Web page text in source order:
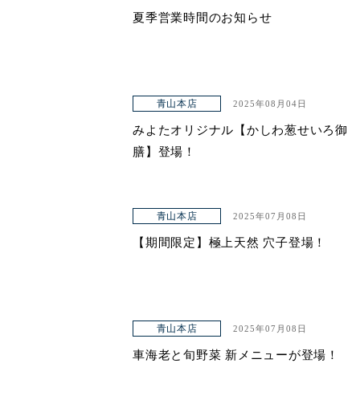
夏季営業時間のお知らせ
青山本店 2025年08月04日
みよたオリジナル【かしわ葱せいろ御
膳】登場！
青山本店 2025年07月08日
【期間限定】極上天然 穴子登場！
青山本店 2025年07月08日
車海老と旬野菜 新メニューが登場！